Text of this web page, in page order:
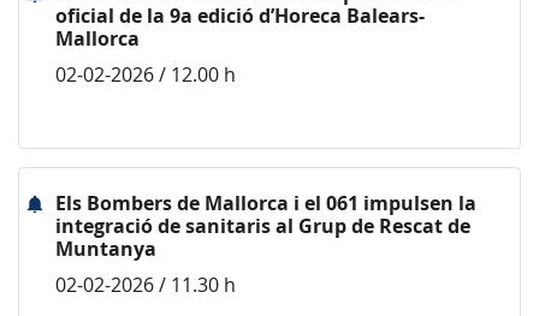
oficial de la 9a edició d’Horeca Balears-
Mallorca
02-02-2026 / 12.00 h
Els Bombers de Mallorca i el 061 impulsen la
integració de sanitaris al Grup de Rescat de
Muntanya
02-02-2026 / 11.30 h